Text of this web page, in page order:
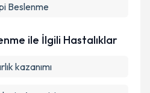
Beslenme
ile İlgili Hastalıklar
kazanımı